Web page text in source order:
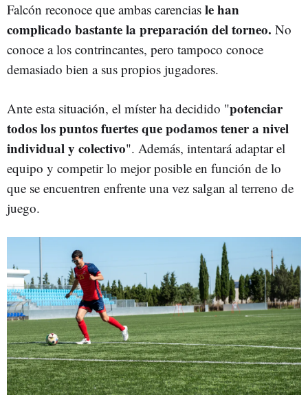
Falcón reconoce que ambas carencias le han
complicado bastante la preparación del torneo. No
conoce a los contrincantes, pero tampoco conoce
demasiado bien a sus propios jugadores.
Ante esta situación, el míster ha decidido "potenciar
todos los puntos fuertes que podamos tener a nivel
individual y colectivo". Además, intentará adaptar el
equipo y competir lo mejor posible en función de lo
que se encuentren enfrente una vez salgan al terreno de
juego.